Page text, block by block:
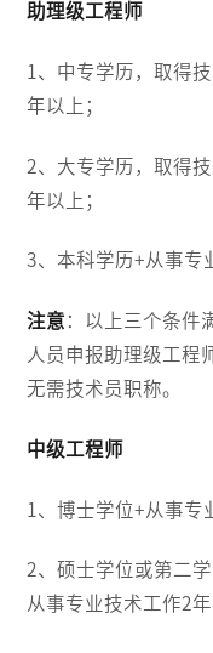
助理级工程师
1、中专学历，取得
年以上；
2、大专学历，取得
年以上；
3、本科学历+从事专
注意 ：以上三个条件
人员申报助理级工程
无需技术员职称。
中级工程师
1、博士学位+从事专
2、硕士学位或第二
从事专业技术工作2年